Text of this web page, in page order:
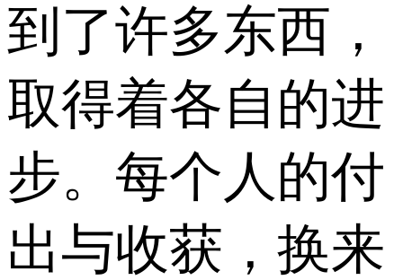
到了许多东西，
取得着各自的进
步。每个人的付
出与收获，换来